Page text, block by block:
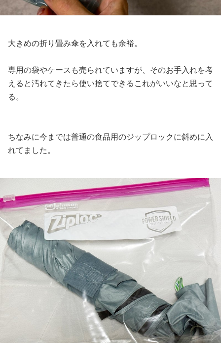
大きめの折り畳み傘を入れても余裕。
専用の袋やケースも売られていますが、そのお手入れを考
えると汚れてきたら使い捨てできるこれがいいなと思って
る。
ちなみに今までは普通の食品用のジップロックに斜めに入
れてました。